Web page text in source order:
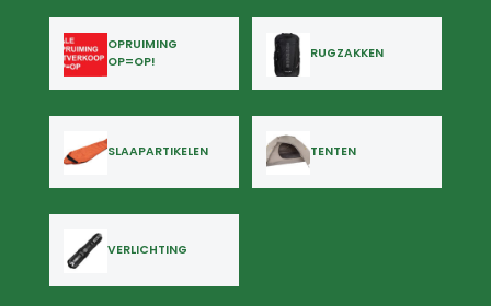
OPRUIMING
OP=OP!
RUGZAKKEN
SLAAPARTIKELEN TENTEN
VERLICHTING